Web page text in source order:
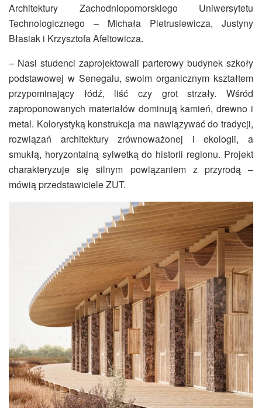
Architektury Zachodniopomorskiego Uniwersytetu
Technologicznego – Michała Pietrusiewicza, Justyny
Błasiak i Krzysztofa Afeltowicza.
– Nasi studenci zaprojektowali parterowy budynek szkoły
podstawowej w Senegalu, swoim organicznym kształtem
przypominający łódź, liść czy grot strzały. Wśród
zaproponowanych materiałów dominują kamień, drewno i
metal. Kolorystyką konstrukcja ma nawiązywać do tradycji,
rozwiązań architektury zrównoważonej i ekologii, a
smukłą, horyzontalną sylwetką do historii regionu. Projekt
charakteryzuje się silnym powiązaniem z przyrodą –
mówią przedstawiciele ZUT.